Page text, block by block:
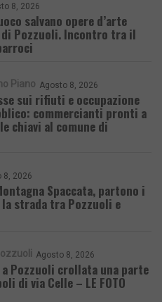
8, 2026
salvano opere d’arte
di Pozzuoli. Incontro tra il
Piano Agosto 8, 2026
sui rifiuti e occupazione
commercianti pronti a
chiavi al comune di
8, 2026
Spaccata, partono i
strada tra Pozzuoli e
Agosto 8, 2026
Pozzuoli crollata una parte
di via Celle – LE FOTO